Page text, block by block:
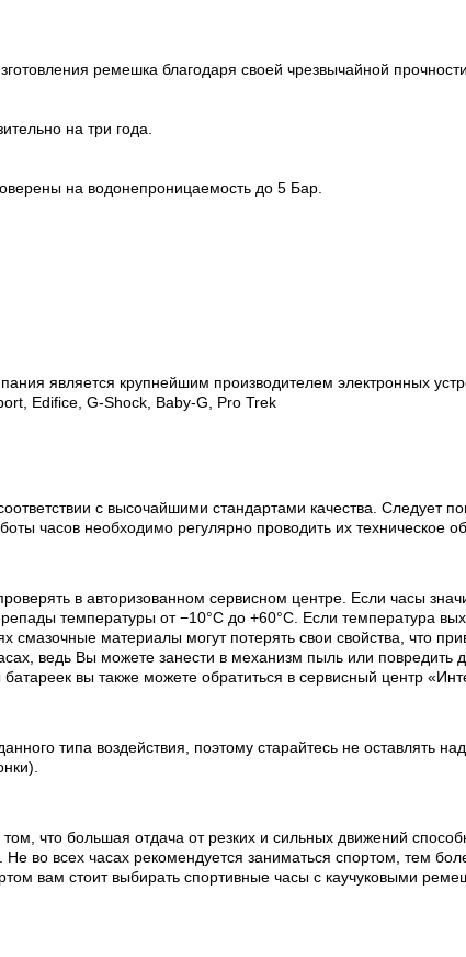
ремешка благодаря своей чрезвычайной прочности
на три года.
на водонепроницаемость до 5 Бар.
является крупнейшим производителем электронных
Edifice, G-Shock, Baby-G, Pro Trek
с высочайшими стандартами качества. Следует
часов необходимо регулярно проводить их техническое
в авторизованном сервисном центре. Если часы
температуры от −10°C до +60°C. Если температура
смазочные материалы могут потерять свои свойства, что
ведь Вы можете занести в механизм пыль или повредить
вы также можете обратиться в сервисный центр
типа воздействия, поэтому старайтесь не оставлять
что большая отдача от резких и сильных движений
во всех часах рекомендуется заниматься спортом, тем
вам стоит выбирать спортивные часы с каучуковыми